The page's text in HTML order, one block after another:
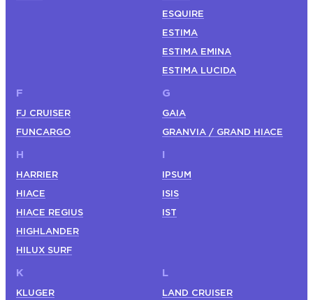
ESQUIRE
ESTIMA
ESTIMA EMINA
ESTIMA LUCIDA
F
FJ CRUISER
FUNCARGO
G
GAIA
GRANVIA / GRAND HIACE
H
HARRIER
HIACE
HIACE REGIUS
HIGHLANDER
HILUX SURF
IPSUM
ISIS
IST
K
KLUGER
L
LAND CRUISER